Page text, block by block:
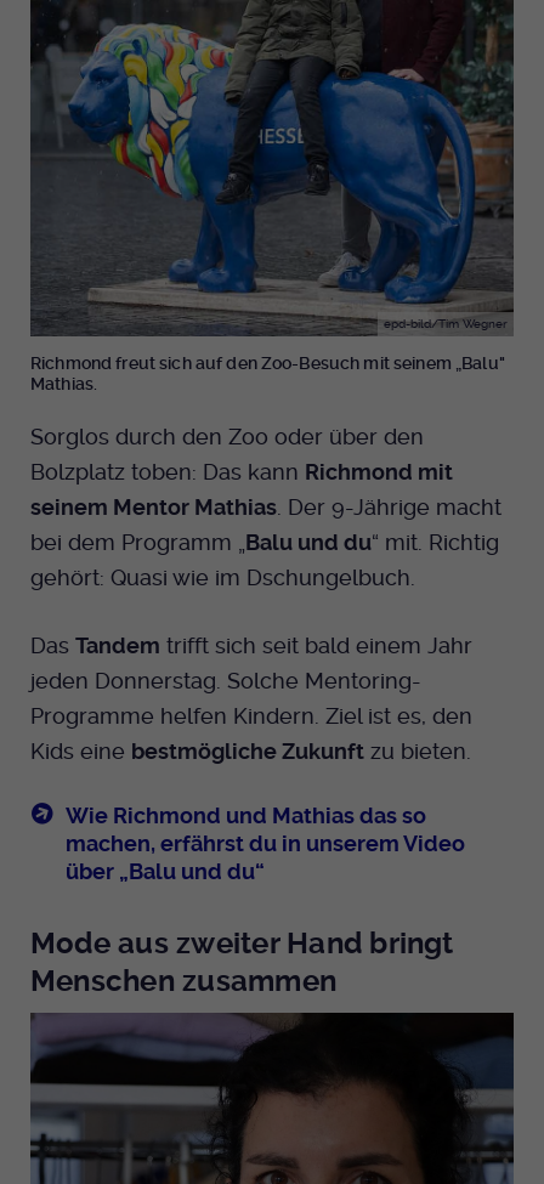
epd-bild/Tim Wegner
Richmond freut sich auf den Zoo-Besuch mit seinem „Balu"
Mathias.
Sorglos durch den Zoo oder über den
Bolzplatz toben: Das kann Richmond mit
seinem Mentor Mathias. Der 9-Jährige macht
bei dem Programm „Balu und du“ mit. Richtig
gehört: Quasi wie im Dschungelbuch.
Das Tandem trifft sich seit bald einem Jahr
jeden Donnerstag. Solche Mentoring-
Programme helfen Kindern. Ziel ist es, den
Kids eine bestmögliche Zukunft zu bieten.
Wie Richmond und Mathias das so
machen, erfährst du in unserem Video
über „Balu und du“
Mode aus zweiter Hand bringt
Menschen zusammen